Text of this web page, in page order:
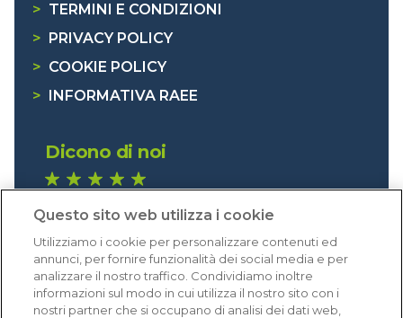
> TERMINI E CONDIZIONI
>
PRIVACY POLICY
> COOKIE POLICY
>
INFORMATIVA RAEE
Dicono di noi
Eccellente (4,8)
Acquisti verificati
Questo sito web utilizza i cookie
Utilizziamo i cookie per personalizzare contenuti ed
annunci, per fornire funzionalità dei social media e per
analizzare il nostro traffico. Condividiamo inoltre
informazioni sul modo in cui utilizza il nostro sito con i
nostri partner che si occupano di analisi dei dati web,